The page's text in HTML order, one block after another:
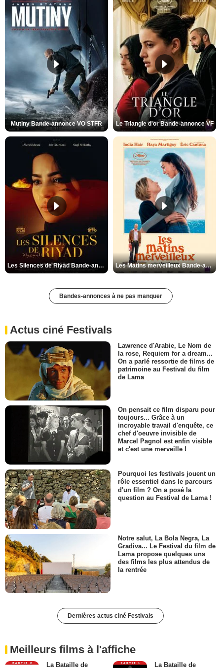
Mutiny Bande-annonce VO STFR Le Triangle d'or Bande-annonce VF
Les Silences de Riyad Bande-annonce VO STFR Les Matins merveilleux Bande-annonce VF
Bandes-annonces à ne pas manquer
Actus ciné Festivals
Lawrence d'Arabie, Le Nom de
la rose, Requiem for a dream...
On a parlé ressortie de films de
patrimoine au Festival du film
de Lama
On pensait ce film disparu pour
toujours... Grâce à un
incroyable travail d'enquête, ce
chef d'oeuvre invisible de
Marcel Pagnol est enfin visible
et c'est une merveille !
Pourquoi les festivals jouent un
rôle essentiel dans le parcours
d'un film ? On a posé la
question au Festival de Lama !
Notre salut, La Bola Negra, La
Gradiva... Le Festival du film de
Lama propose quelques uns
des films les plus attendus de
la rentrée
Dernières actus ciné Festivals
Meilleurs films à l'affiche
La Bataille de
La Bataille de